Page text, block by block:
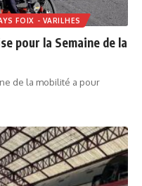
FOIX - VARILHES
pour la Semaine de la
de la mobilité a pour